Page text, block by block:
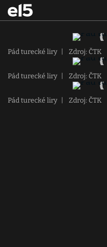
Pád turecké liry Zdroj: ČTK
Pád turecké liry Zdroj: ČTK
Pád turecké liry Zdroj: ČTK